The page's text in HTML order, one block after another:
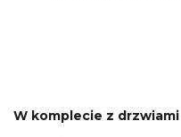
W komplecie z